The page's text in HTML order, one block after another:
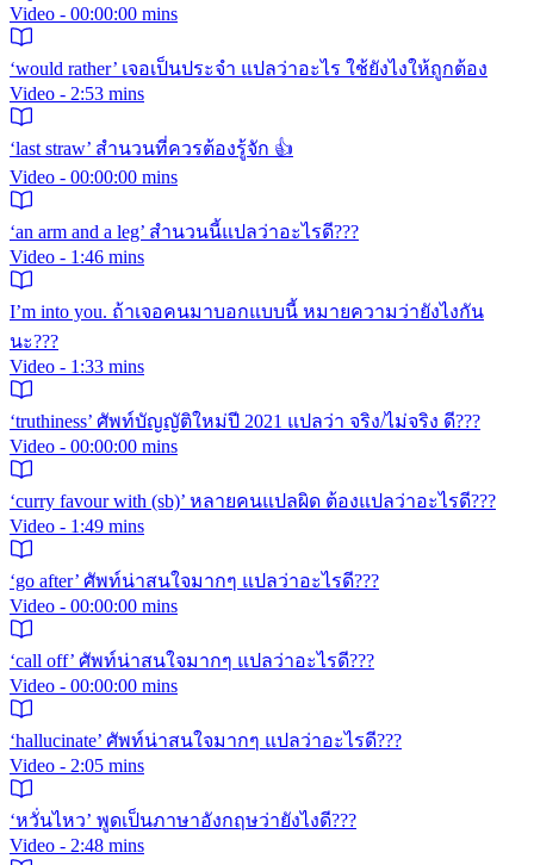
Video - 00:00:00 mins
‘would rather’ เจอเป็นประจำ แปลว่าอะไร ใช้ยังไงให้ถูกต้อง
Video - 2:53 mins
‘last straw’ สำนวนที่ควรต้องรู้จัก 👍
Video - 00:00:00 mins
‘an arm and a leg’ สำนวนนี้แปลว่าอะไรดี???
Video - 1:46 mins
I’m into you. ถ้าเจอคนมาบอกแบบนี้ หมายความว่ายังไงกัน
นะ???
Video - 1:33 mins
‘truthiness’ ศัพท์บัญญัติใหม่ปี 2021 แปลว่า จริง/ไม่จริง ดี???
Video - 00:00:00 mins
‘curry favour with (sb)’ หลายคนแปลผิด ต้องแปลว่าอะไรดี???
Video - 1:49 mins
‘go after’ ศัพท์น่าสนใจมากๆ แปลว่าอะไรดี???
Video - 00:00:00 mins
‘call off’ ศัพท์น่าสนใจมากๆ แปลว่าอะไรดี???
Video - 00:00:00 mins
‘hallucinate’ ศัพท์น่าสนใจมากๆ แปลว่าอะไรดี???
Video - 2:05 mins
‘หวั่นไหว’ พูดเป็นภาษาอังกฤษว่ายังไงดี???
Video - 2:48 mins